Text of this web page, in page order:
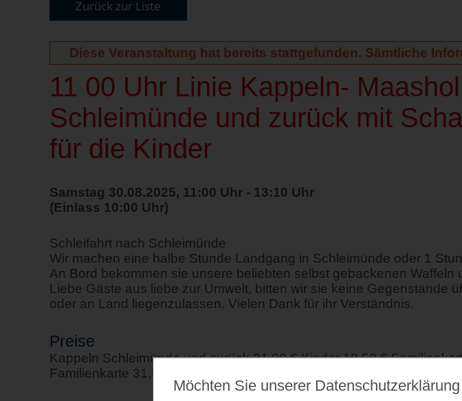
Zurück zur Liste
Diese Veranstaltung hat bereits stattgefunden. Sämtliche
11 00 Uhr Linie Kappeln-
Schleimünde und zurück mit
für die Kinder
Samstag 30.08.2025, 11:00 Uhr - 13:10 Uhr
(Einlass 10:00 Uhr)
Schleifahrt nach Schleimünde
Wir machen eine halbe Stunde Landgang in Schleimünde oder 1
An Bord bekommen sie unsere beliebten selbst gebackenen Waffeln
Liebe Gäste aus liebe zur Umwelt, bitten wir sie keine Gegenstände
oder an Land liegenzulassen. Vielen Dank für ihr Verständnis.
Preise
Kappeln Schleimünde und zurück 21,00 € Kinder 10,50 €
Familienkarte 31,50 €
Möchten Sie unserer